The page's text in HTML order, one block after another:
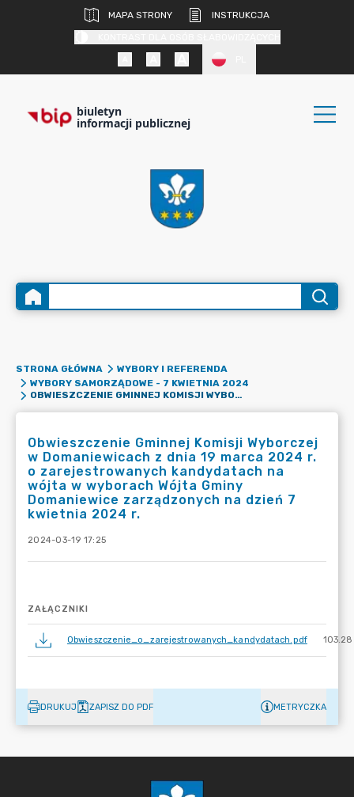
MAPA STRONY
INSTRUKCJA
biuletyn
informacji publicznej
STRONA GŁÓWNA
WYBORY I REFERENDA
WYBORY SAMORZĄDOWE - 7 KWIETNIA 2024
OBWIESZCZENIE GMINNEJ KOMISJI WYBORCZEJ W DOMANIEWICACH Z DNIA 19 MARCA 2024 R. O ZAREJESTROWANYCH KANDYDATACH NA WÓJTA W WYBORACH WÓJTA GMINY DOMANIEWICE ZARZĄDZONYCH NA DZIEŃ 7 KWIETNIA 2024 R.
Obwieszczenie Gminnej Komisji Wyborczej
w Domaniewicach z dnia 19 marca 2024 r.
o zarejestrowanych kandydatach na
wójta w wyborach Wójta Gminy
Domaniewice zarządzonych na dzień 7
kwietnia 2024 r.
2024-03-19 17:25
ZAŁĄCZNIKI
Obwieszczenie_o_zarejestrowanych_kandydatach.pdf 103.28
DRUKUJ ZAPISZ DO PDF METRYCZKA